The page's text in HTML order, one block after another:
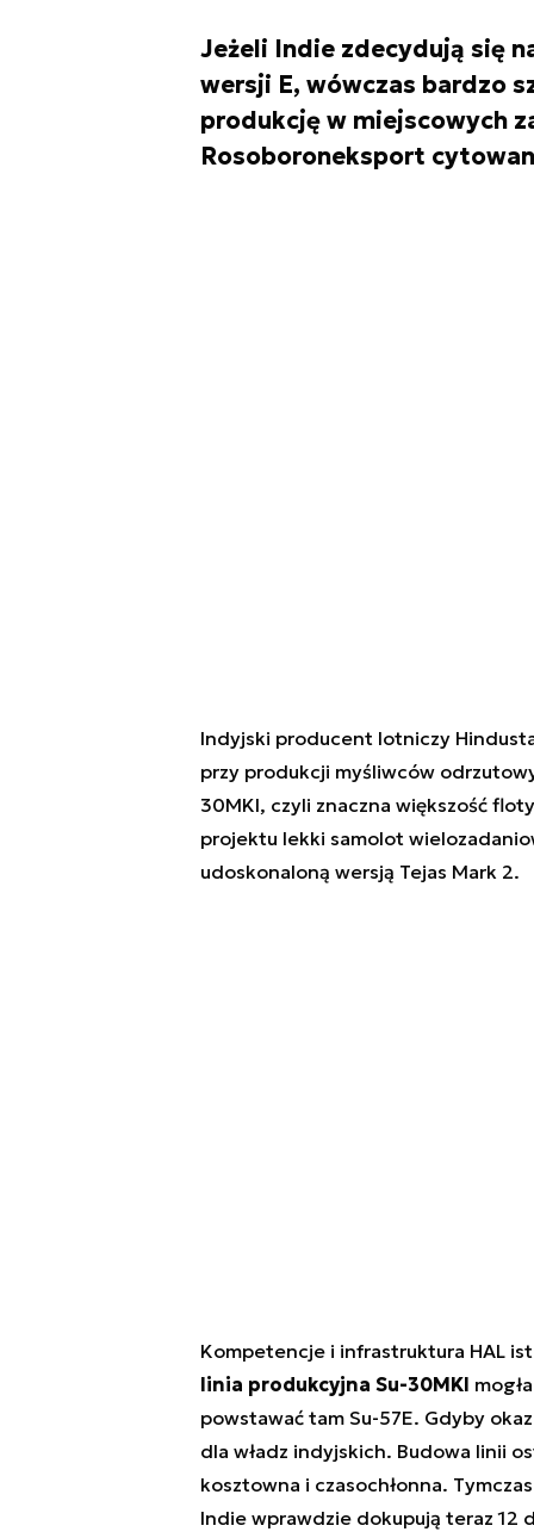
Jeżeli Indie zdecydują się
wersji E, wówczas bardzo
produkcję w miejscowych
Rosoboroneksport
Indyjski producent lotniczy
przy produkcji myśliwców
30MKI, czyli znaczna większość
projektu lekki samolot
udoskonaloną wersją Tejas Mark 2.
Kompetencje i infrastruktura HAL
linia produkcyjna Su-30MKI
powstawać tam Su-57E. Gdyby
dla władz indyjskich. Budowa linii
kosztowna i czasochłonna.
Indie wprawdzie dokupują teraz 12